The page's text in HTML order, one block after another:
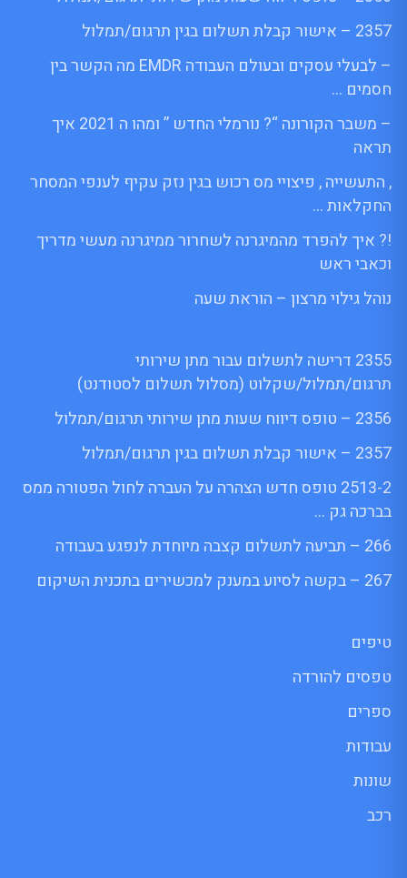
2357 – אישור קבלת תשלום בגין תרגום/תמלול
– לבעלי עסקים ובעולם העבודה EMDR מה הקשר בין
חסמים …
– משבר הקורונה “? נורמלי החדש ” ומהו ה 2021 איך
תראה
, התעשייה , פיצויי מס רכוש בגין נזק עקיף לענפי המסחר
החקלאות …
!? איך להפרד מהמיגרנה לשחרור ממיגרנה מעשי מדריך
וכאבי ראש
נוהל גילוי מרצון – הוראת שעה
2355 דרישה לתשלום עבור מתן שירותי
תרגום/תמלול/שקלוט (מסלול תשלום לסטודנט)
2356 – טופס דיווח שעות מתן שירותי תרגום/תמלול
2357 – אישור קבלת תשלום בגין תרגום/תמלול
2513-2 טופס חדש הצהרה על העברה לחול הפטורה ממס
בברכה גק …
266 – תביעה לתשלום קצבה מיוחדת לנפגע בעבודה
267 – בקשה לסיוע במענק למכשירים בתכנית השיקום
טיפים
טפסים להורדה
ספרים
עבודות
שונות
רכב